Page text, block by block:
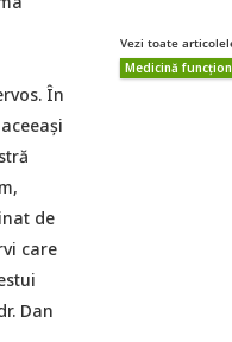
În
de
care
Dan
Vezi toate
Medicină